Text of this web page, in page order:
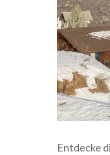
Entdecke